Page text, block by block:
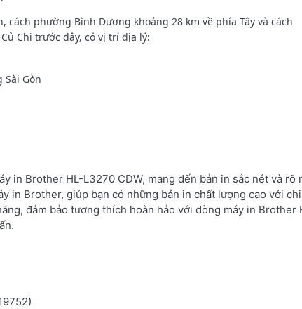
cách phường Bình Dương khoảng 28 km về phía Tây và cách
Chi trước đây, có vị trí địa lý:
Gòn
in Brother HL-L3270 CDW, mang đến bản in sắc nét và rõ
in Brother, giúp bạn có những bản in chất lượng cao với
đảm bảo tương thích hoàn hảo với dòng máy in Brother